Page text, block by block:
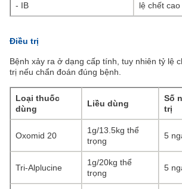
- IB
lệ chết cao
Điều trị
Bệnh xảy ra ở dạng cấp tính, tuy nhiên tỷ lệ
trị nếu chẩn đoán đúng bệnh.
Loại thuốc
dùng
Liều dùng
Số
trị
Oxomid 20
1g/13.5kg thể
trọng
5
Tri-Alplucine
1g/20kg thể
trọng
5